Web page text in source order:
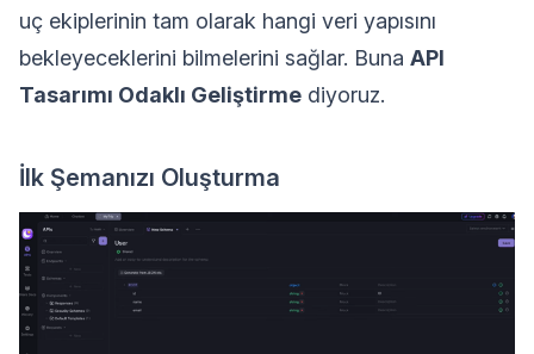
uç ekiplerinin tam olarak hangi veri yapısını
bekleyeceklerini bilmelerini sağlar. Buna API
Tasarımı Odaklı Geliştirme diyoruz.
İlk Şemanızı Oluşturma